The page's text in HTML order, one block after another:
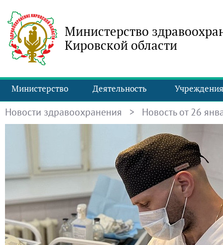
Министерство
Кировской области
Министерство Деятельность Учреждения
Новости здравоохранения > Новость от 26